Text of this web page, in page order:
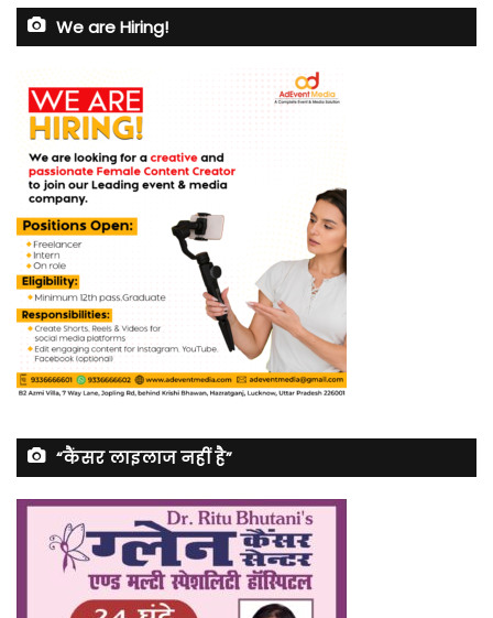
We are Hiring!
“कैंसर लाइलाज नहीं है”